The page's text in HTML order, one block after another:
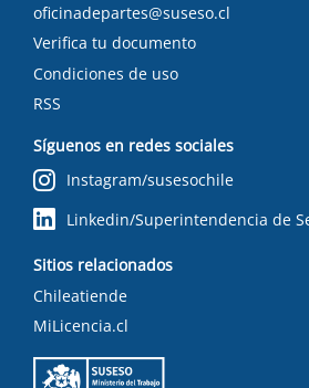
oficinadepartes@suseso.cl
Verifica tu documento
Condiciones de uso
RSS
Síguenos en redes sociales
Instagram/susesochile
Linkedin/Superintendencia de
Sitios relacionados
Chileatiende
MiLicencia.cl